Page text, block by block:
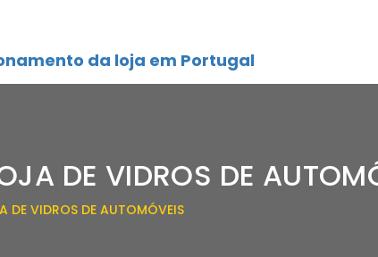
da loja em Portugal
DE VIDROS DE
DE VIDROS DE AUTOMÓVEIS